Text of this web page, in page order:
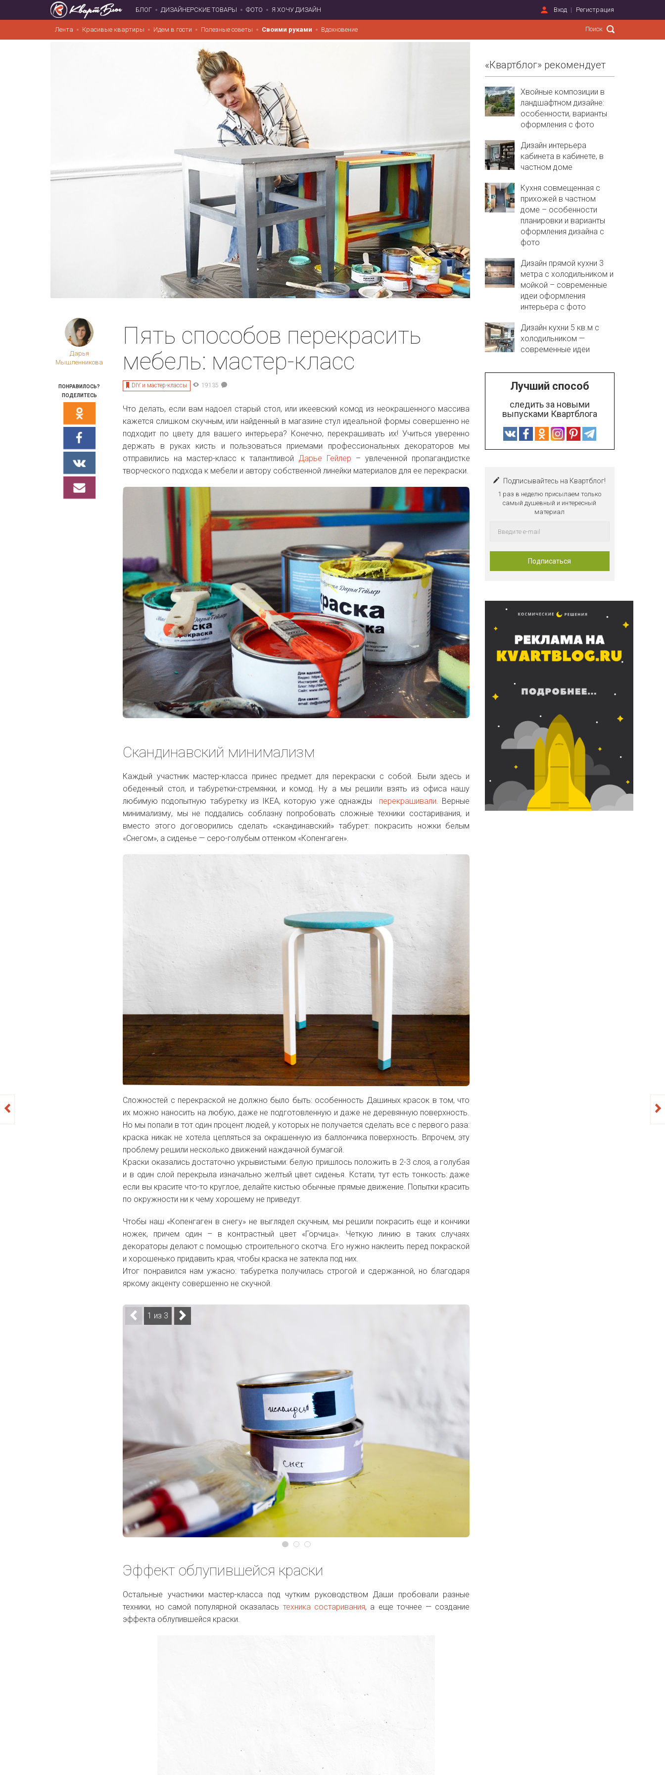
БЛОГ ДИЗАЙНЕРСКИЕ ТОВАРЫ ФОТО Я ХОЧУ ДИЗАЙН Вход Регистрация
Лента Красивые квартиры Идем в гости Полезные советы Своими руками Вдохновение
Дарья
Мышленникова
ПОНРАВИЛОСЬ?
ПОДЕЛИТЕСЬ
Пять способов перекрасить
мебель: мастер-класс
DIY и мастер-классы 19135
Что делать, если вам надоел старый стол, или икеевский комод из неокрашенного массива
кажется слишком скучным, или найденный в магазине стул идеальной формы совершенно не
подходит по цвету для вашего интерьера? Конечно, перекрашивать их! Учиться уверенно
держать в руках кисть и пользоваться приемами профессиональных декораторов мы
отправились на мастер-класс к талантливой
Дарье Гейлер – увлеченной пропагандистке
творческого подхода к мебели и автору собственной линейки материалов для ее перекраски.
Скандинавский минимализм
Каждый участник мастер-класса принес предмет для перекраски с собой. Были здесь и
обеденный стол, и табуретки-стремянки, и комод. Ну а мы решили взять из офиса нашу
любимую подопытную табуретку из IKEA, которую уже однажды перекрашивали. Верные
минимализму, мы не поддались соблазну попробовать сложные техники состаривания, и
вместо этого договорились сделать «скандинавский» табурет: покрасить ножки белым
«Снегом», а сиденье — серо-голубым оттенком «Копенгаген».
Сложностей с перекраской не должно было быть: особенность Дашиных красок в том, что
их можно наносить на любую, даже не подготовленную и даже не деревянную поверхность.
Но мы попали в тот один процент людей, у которых не получается сделать все с первого раза:
краска никак не хотела цепляться за окрашенную из баллончика поверхность. Впрочем, эту
проблему решили несколько движений наждачной бумагой.
Краски оказались достаточно укрывистыми: белую пришлось положить в 2-3 слоя, а голубая
и в один слой перекрыла изначально желтый цвет сиденья. Кстати, тут есть тонкость: даже
если вы красите что-то круглое, делайте кистью обычные прямые движение. Попытки красить
по окружности ни к чему хорошему не приведут.
Чтобы наш «Копенгаген в снегу» не выглядел скучным, мы решили покрасить еще и кончики
ножек, причем один – в контрастный цвет «Горчица». Четкую линию в таких случаях
декораторы делают с помощью строительного скотча. Его нужно наклеить перед покраской
и хорошенько придавить края, чтобы краска не затекла под них.
Итог понравился нам ужасно: табуретка получилась строгой и сдержанной, но благодаря
яркому акценту совершенно не скучной.
1 из 3
Эффект облупившейся краски
Остальные участники мастер-класса под чутким руководством Даши пробовали разные
техники, но самой популярной оказалась техника состаривания, а еще точнее — создание
эффекта облупившейся краски.
«Квартблог» рекомендует
Хвойные композиции в
ландшафтном дизайне:
особенности, варианты
оформления с фото
Дизайн интерьера
кабинета в кабинете, в
частном доме
Кухня совмещенная с
прихожей в частном
доме – особенности
планировки и варианты
оформления дизайна с
фото
Дизайн прямой кухни 3
метра с холодильником и
мойкой – современные
идеи оформления
интерьера с фото
Дизайн кухни 5 кв.м с
холодильником —
современные идеи
Лучший способ
следить за новыми
выпусками Квартблога
Подписывайтесь на Квартблог!
1 раз в неделю присылаем только
самый душевный и интересный
материал